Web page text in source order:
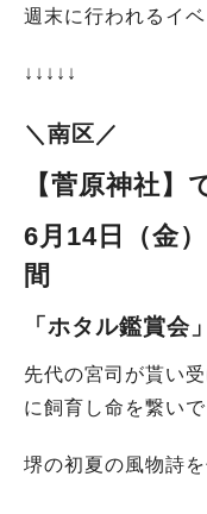
週末に行われるイ
↓↓↓↓↓
＼南区／
【菅原神社】
6月14日（金
間
「ホタル鑑賞会」
先代の宮司が貰い
に飼育し命を繋いで
堺の初夏の風物詩